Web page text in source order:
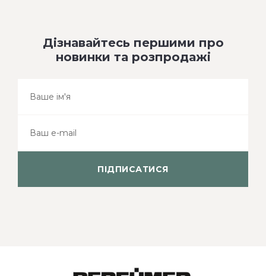
Дізнавайтесь першими про
новинки та розпродажі
ПІДПИСАТИСЯ